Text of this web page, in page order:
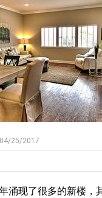
04/25/2017
涌现了很多的新楼，